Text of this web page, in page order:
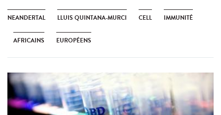
NEANDERTAL LLUIS QUINTANA-MURCI CELL IMMUNITÉ
AFRICAINS EUROPÉENS